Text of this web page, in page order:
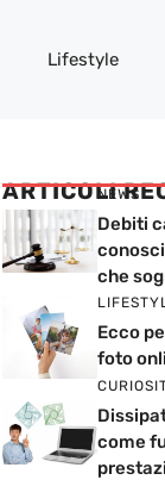
Lifestyle
ARTICOLINEWS
Debiti
che
Ecco
foto
come